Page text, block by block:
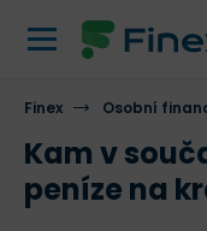
Finex Osobní
Kam v
peníze na